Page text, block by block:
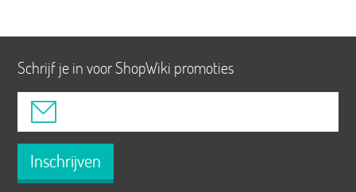
Schrijf je in voor ShopWiki promoties
Inschrijven